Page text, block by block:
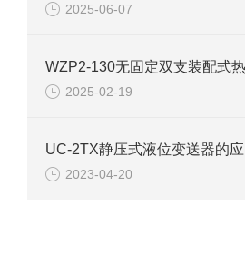
2025-06-07
2025-02-19
2023-04-20